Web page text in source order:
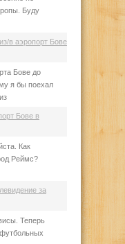
Буду
в аэропорт Бове
Бове до
я бы поехал
Бове в
Как
Реймс?
за
Теперь